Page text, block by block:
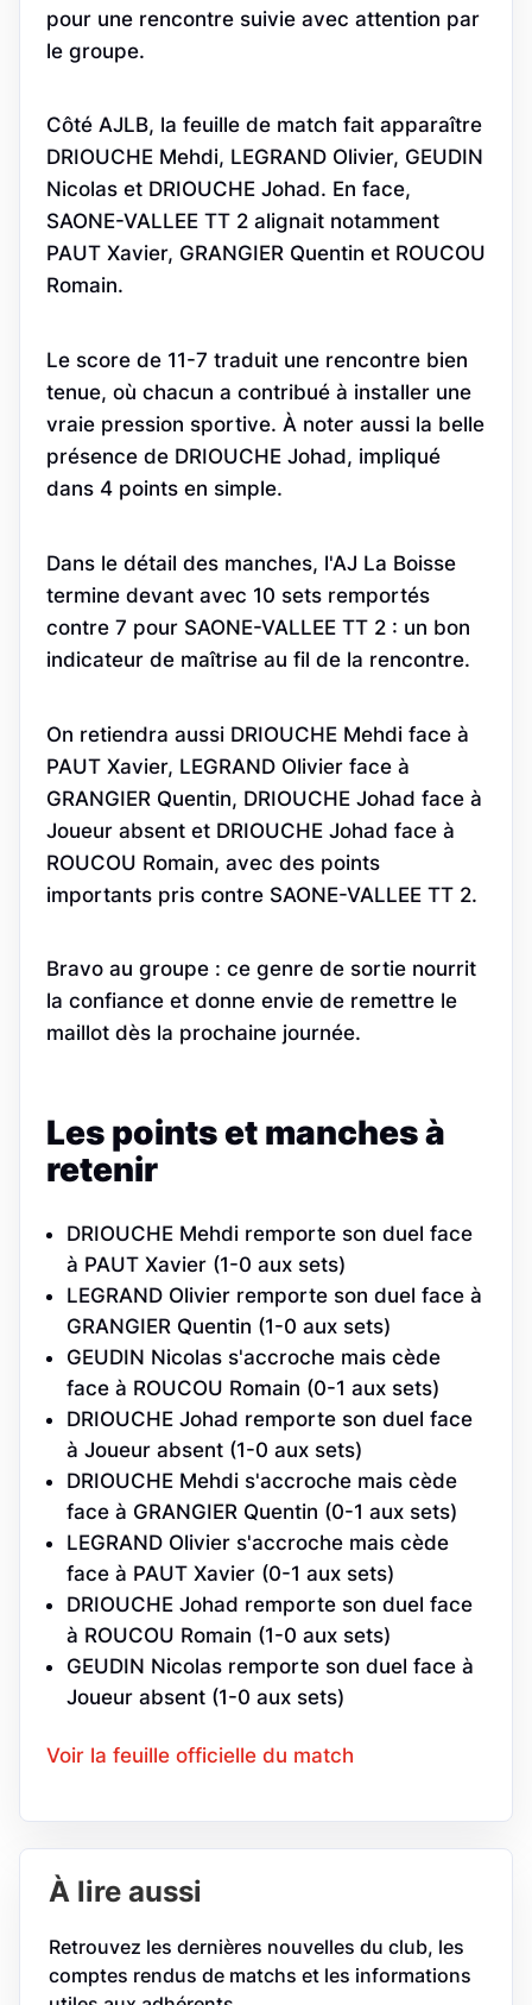
pour une rencontre suivie avec attention par
le groupe.
Côté AJLB, la feuille de match fait apparaître
DRIOUCHE Mehdi, LEGRAND Olivier, GEUDIN
Nicolas et DRIOUCHE Johad. En face,
SAONE-VALLEE TT 2 alignait notamment
PAUT Xavier, GRANGIER Quentin et ROUCOU
Romain.
Le score de 11-7 traduit une rencontre bien
tenue, où chacun a contribué à installer une
vraie pression sportive. À noter aussi la belle
présence de DRIOUCHE Johad, impliqué
dans 4 points en simple.
Dans le détail des manches, l'AJ La Boisse
termine devant avec 10 sets remportés
contre 7 pour SAONE-VALLEE TT 2 : un bon
indicateur de maîtrise au fil de la rencontre.
On retiendra aussi DRIOUCHE Mehdi face à
PAUT Xavier, LEGRAND Olivier face à
GRANGIER Quentin, DRIOUCHE Johad face à
Joueur absent et DRIOUCHE Johad face à
ROUCOU Romain, avec des points
importants pris contre SAONE-VALLEE TT 2.
Bravo au groupe : ce genre de sortie nourrit
la confiance et donne envie de remettre le
maillot dès la prochaine journée.
Les points et manches à
retenir
DRIOUCHE Mehdi remporte son duel face
à PAUT Xavier (1-0 aux sets)
LEGRAND Olivier remporte son duel face à
GRANGIER Quentin (1-0 aux sets)
GEUDIN Nicolas s'accroche mais cède
face à ROUCOU Romain (0-1 aux sets)
DRIOUCHE Johad remporte son duel face
à Joueur absent (1-0 aux sets)
DRIOUCHE Mehdi s'accroche mais cède
face à GRANGIER Quentin (0-1 aux sets)
LEGRAND Olivier s'accroche mais cède
face à PAUT Xavier (0-1 aux sets)
DRIOUCHE Johad remporte son duel face
à ROUCOU Romain (1-0 aux sets)
GEUDIN Nicolas remporte son duel face à
Joueur absent (1-0 aux sets)
Voir la feuille officielle du match
À lire aussi
Retrouvez les dernières nouvelles du club, les
comptes rendus de matchs et les informations